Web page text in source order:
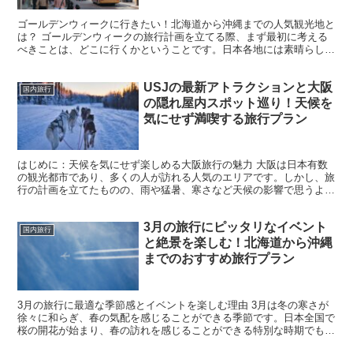
ゴールデンウィークに行きたい！北海道から沖縄までの人気観光地と
は？ ゴールデンウィークの旅行計画を立てる際、まず最初に考える
べきことは、どこに行くかということです。日本各地には素晴らしい
国内旅行
USJの最新アトラクションと大阪
の隠れ屋内スポット巡り！天候を
気にせず満喫する旅行プラン
はじめに：天候を気にせず楽しめる大阪旅行の魅力 大阪は日本有数
の観光都市であり、多くの人が訪れる人気のエリアです。しかし、旅
行の計画を立てたものの、雨や猛暑、寒さなど天候の影響で思うよう
国内旅行
3月の旅行にピッタリなイベント
と絶景を楽しむ！北海道から沖縄
までのおすすめ旅行プラン
3月の旅行に最適な季節感とイベントを楽しむ理由 3月は冬の寒さが
徐々に和らぎ、春の気配を感じることができる季節です。日本全国で
桜の開花が始まり、春の訪れを感じることができる特別な時期でもあ